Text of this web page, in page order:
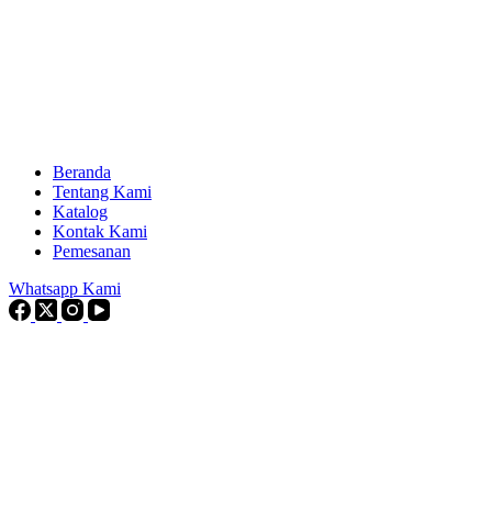
Beranda
Tentang Kami
Katalog
Kontak Kami
Pemesanan
Whatsapp Kami